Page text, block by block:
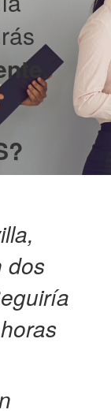
.
dos